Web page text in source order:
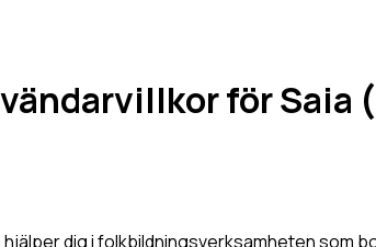
för Saia
hjälper dig i folkbildningsverksamheten som